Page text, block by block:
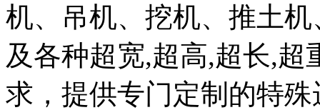
机、吊机、挖机、推土
及各种超宽,超高,超长,
求，提供专门定制的特